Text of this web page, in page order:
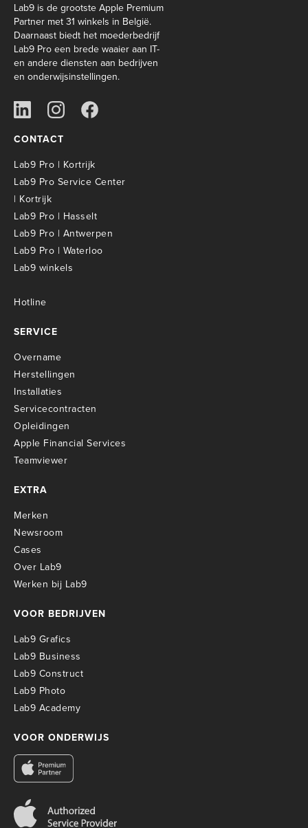
Lab9 is de grootste Apple Premium
Partner met 31 winkels in België.
Daarnaast biedt het moederbedrijf
Lab9 Pro een brede waaier aan IT-
en andere diensten aan bedrijven
en onderwijsinstellingen.
CONTACT
Lab9 Pro | Kortrijk
Lab9 Pro Service Center
| Kortrijk
Lab9 Pro | Hasselt
Lab9 Pro | Antwerpen
Lab9 Pro | Waterloo
Lab9 winkels
Hotline
SERVICE
Overname
Herstellingen
Installaties
Servicecontracten
Opleidingen
Apple Financial Services
Teamviewer
EXTRA
Merken
Newsroom
Cases
Over Lab9
Werken bij Lab9
VOOR BEDRIJVEN
Lab9 Grafics
Lab9 Business
Lab9 Construct
Lab9 Photo
Lab9 Academy
VOOR ONDERWIJS